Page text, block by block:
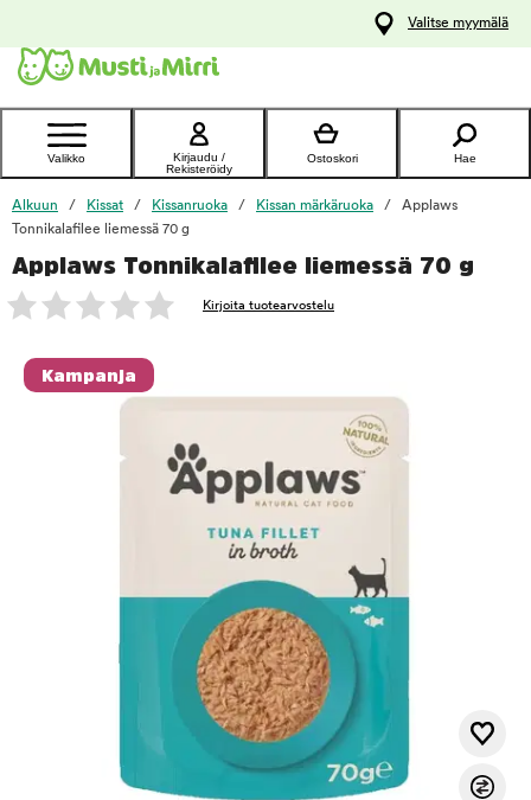
Ota yhteyttä
asiakaspalveluun
Valitse myymälä
Valikko
Kirjaudu /
Rekisteröidy
Ostoskori Hae
Alkuun Kissat Kissanruoka Kissan märkäruoka
Applaws
Tonnikalafilee liemessä 70 g
Applaws Tonnikalafilee liemessä 70 g
Kirjoita tuotearvostelu
Kampanja
foo